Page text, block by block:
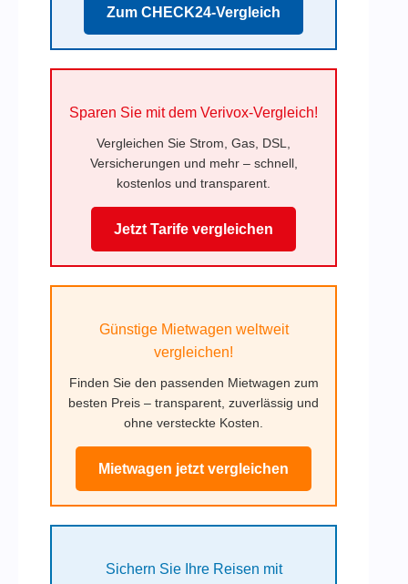
Zum CHECK24-Vergleich
Sparen Sie mit dem Verivox-Vergleich!
Vergleichen Sie Strom, Gas, DSL,
Versicherungen und mehr – schnell,
kostenlos und transparent.
Jetzt Tarife vergleichen
Günstige Mietwagen weltweit
vergleichen!
Finden Sie den passenden Mietwagen zum
besten Preis – transparent, zuverlässig und
ohne versteckte Kosten.
Mietwagen jetzt vergleichen
Sichern Sie Ihre Reisen mit